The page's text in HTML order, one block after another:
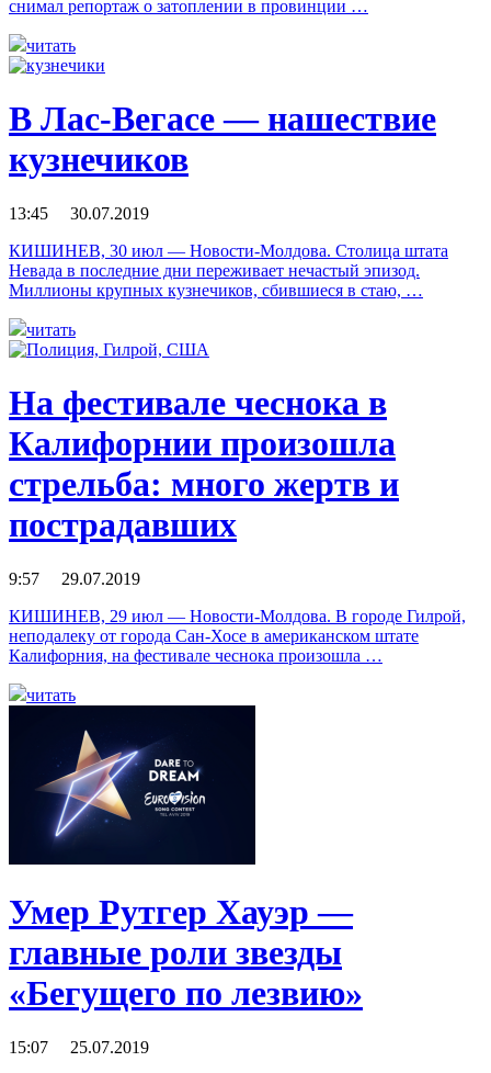
снимал репортаж о затоплении в провинции …
читать
В Лас-Вегасе — нашествие
кузнечиков
13:45 30.07.2019
КИШИНЕВ, 30 июл — Новости-Молдова. Столица штата
Невада в последние дни переживает нечастый эпизод.
Миллионы крупных кузнечиков, сбившиеся в стаю, …
читать
На фестивале чеснока в
Калифорнии произошла
стрельба: много жертв и
пострадавших
9:57 29.07.2019
КИШИНЕВ, 29 июл — Новости-Молдова. В городе Гилрой,
неподалеку от города Сан-Хосе в американском штате
Калифорния, на фестивале чеснока произошла …
читать
Умер Рутгер Хауэр —
главные роли звезды
«Бегущего по лезвию»
15:07 25.07.2019